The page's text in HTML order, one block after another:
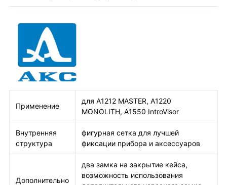
Применение
для А1212 MASTER, А1220
MONOLITH, A1550 IntroVisor
Внутренняя
структура
фигурная сетка для лучшей
фиксации прибора и аксессуаров
Дополнительно
два замка на закрытие кейса,
возможность использования